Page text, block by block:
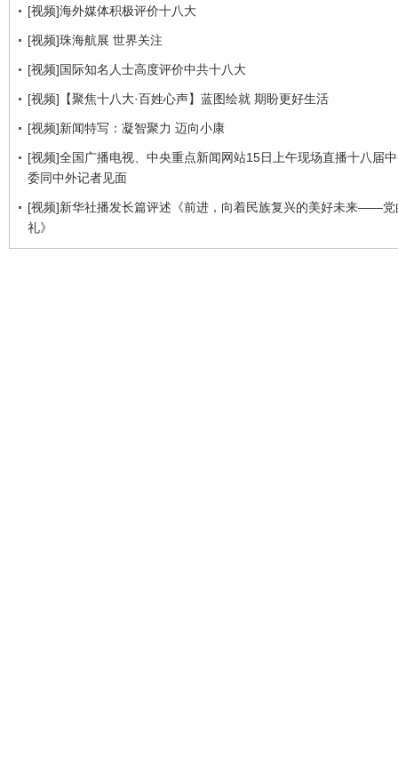
[视频]海外媒体积极评价十八大
[视频]珠海航展 世界关注
[视频]国际知名人士高度评价中共十八大
[视频]【聚焦十八大·百姓心声】蓝图绘就 期盼更好生活
[视频]新闻特写：凝智聚力 迈向小康
[视频]全国广播电视、中央重点新闻网站15日上午现场直播十八届
委同中外记者见面
[视频]新华社播发长篇评述《前进，向着民族复兴的美好未来——党
礼》